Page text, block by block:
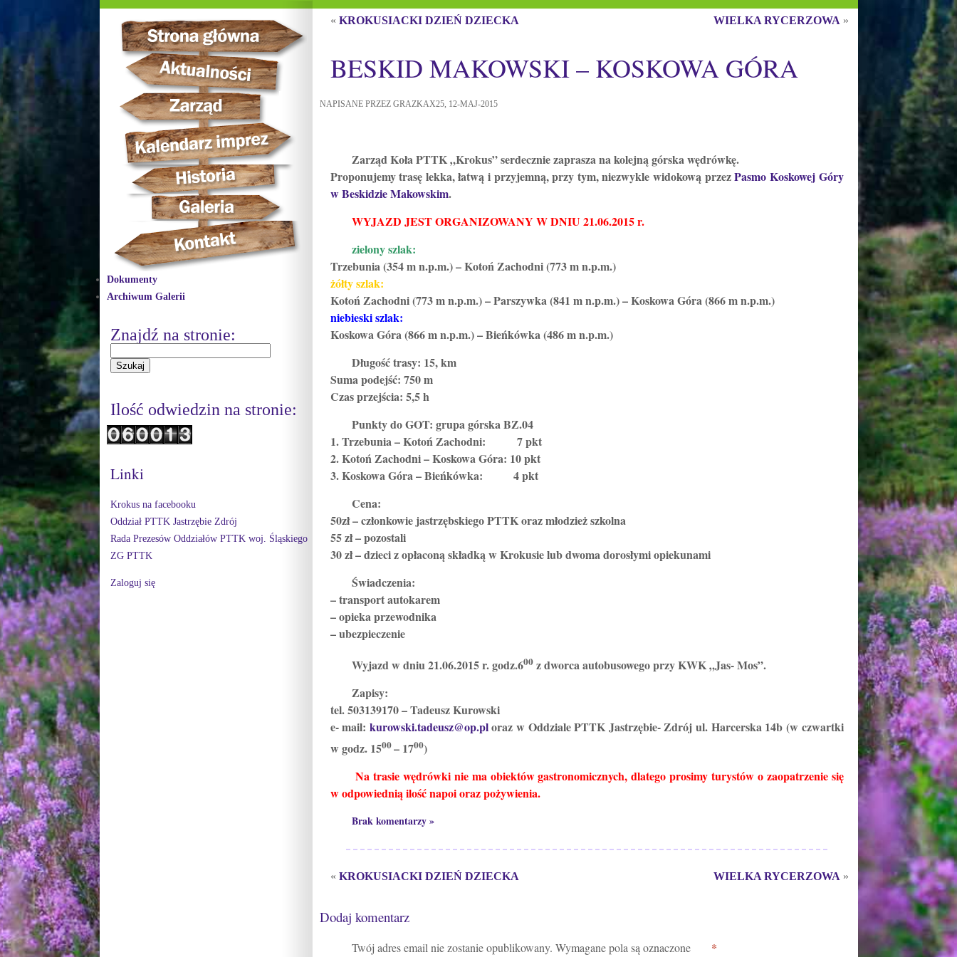
« KROKUSIACKI DZIEŃ DZIECKA WIELKA RYCERZOWA »
BESKID MAKOWSKI – KOSKOWA GÓRA
NAPISANE PRZEZ GRAZKAX25, 12-MAJ-2015
Zarząd Koła PTTK „Krokus” serdecznie zaprasza na kolejną górska wędrówkę.
Proponujemy trasę lekka, łatwą i przyjemną, przy tym, niezwykle widokową przezPasmo Koskowej Góry
w Beskidzie Makowskim.
WYJAZD JEST ORGANIZOWANY W DNIU 21.06.2015 r.
zielony szlak:
Trzebunia (354 m n.p.m.) – Kotoń Zachodni (773 m n.p.m.)
żółty szlak:
Kotoń Zachodni (773 m n.p.m.) – Parszywka (841 m n.p.m.) – Koskowa Góra (866 m n.p.m.)
niebieski szlak:
Koskowa Góra (866 m n.p.m.) – Bieńkówka (486 m n.p.m.)
Długość trasy: 15, km
Suma podejść: 750 m
Czas przejścia: 5,5 h
Punkty do GOT: grupa górska BZ.04
1.Trzebunia – Kotoń Zachodni: 7 pkt
2.Kotoń Zachodni – Koskowa Góra: 10 pkt
3.Koskowa Góra – Bieńkówka: 4 pkt
Cena:
50zł – członkowie jastrzębskiego PTTK oraz młodzież szkolna
55 zł – pozostali
30 zł – dzieci z opłaconą składką w Krokusie lub dwoma dorosłymi opiekunami
Świadczenia:
– transport autokarem
– opieka przewodnika
– ubezpieczenie
Wyjazd w dniu 21.06.2015 r. godz.600z dworca autobusowego przy KWK „Jas- Mos”.
Zapisy:
tel. 503139170 – Tadeusz Kurowski
e- mail: kurowski.tadeusz@op.ploraz w Oddziale PTTK Jastrzębie- Zdrój ul. Harcerska 14b (w czwartki
w godz. 1500– 1700)
Na trasie wędrówki nie ma obiektów gastronomicznych, dlatego prosimy turystów o zaopatrzenie się
w odpowiednią ilość napoi oraz pożywienia.
Brak komentarzy »
« KROKUSIACKI DZIEŃ DZIECKA WIELKA RYCERZOWA »
Dodaj komentarz
Twój adres email nie zostanie opublikowany. Wymagane pola są oznaczone *
Dokumenty
Archiwum Galerii
Znajdź na stronie:
Ilość odwiedzin na stronie:
Linki
Krokus na facebooku
Oddział PTTK Jastrzębie Zdrój
Rada Prezesów Oddziałów PTTK woj. Śląskiego
ZG PTTK
Zaloguj się